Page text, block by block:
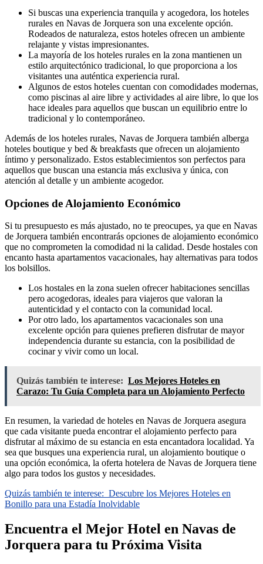
Si buscas una experiencia tranquila y acogedora, los hoteles
rurales en Navas de Jorquera son una excelente opción.
Rodeados de naturaleza, estos hoteles ofrecen un ambiente
relajante y vistas impresionantes.
La mayoría de los hoteles rurales en la zona mantienen un
estilo arquitectónico tradicional, lo que proporciona a los
visitantes una auténtica experiencia rural.
Algunos de estos hoteles cuentan con comodidades modernas,
como piscinas al aire libre y actividades al aire libre, lo que los
hace ideales para aquellos que buscan un equilibrio entre lo
tradicional y lo contemporáneo.
Además de los hoteles rurales, Navas de Jorquera también alberga
hoteles boutique y bed & breakfasts que ofrecen un alojamiento
íntimo y personalizado. Estos establecimientos son perfectos para
aquellos que buscan una estancia más exclusiva y única, con
atención al detalle y un ambiente acogedor.
Opciones de Alojamiento Económico
Si tu presupuesto es más ajustado, no te preocupes, ya que en Navas
de Jorquera también encontrarás opciones de alojamiento económico
que no comprometen la comodidad ni la calidad. Desde hostales con
encanto hasta apartamentos vacacionales, hay alternativas para todos
los bolsillos.
Los hostales en la zona suelen ofrecer habitaciones sencillas
pero acogedoras, ideales para viajeros que valoran la
autenticidad y el contacto con la comunidad local.
Por otro lado, los apartamentos vacacionales son una
excelente opción para quienes prefieren disfrutar de mayor
independencia durante su estancia, con la posibilidad de
cocinar y vivir como un local.
Quizás también te interese: Los Mejores Hoteles en
Carazo: Tu Guía Completa para un Alojamiento Perfecto
En resumen, la variedad de hoteles en Navas de Jorquera asegura
que cada visitante pueda encontrar el alojamiento perfecto para
disfrutar al máximo de su estancia en esta encantadora localidad. Ya
sea que busques una experiencia rural, un alojamiento boutique o
una opción económica, la oferta hotelera de Navas de Jorquera tiene
algo para todos los gustos y necesidades.
Quizás también te interese: Descubre los Mejores Hoteles en
Bonillo para una Estadía Inolvidable
Encuentra el Mejor Hotel en Navas de
Jorquera para tu Próxima Visita